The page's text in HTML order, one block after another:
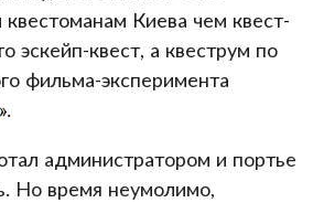
Киева чем квест-
эскейп-квест, а квеструм по
фильма-эксперимента
».
администратором и портье
Но время неумолимо,